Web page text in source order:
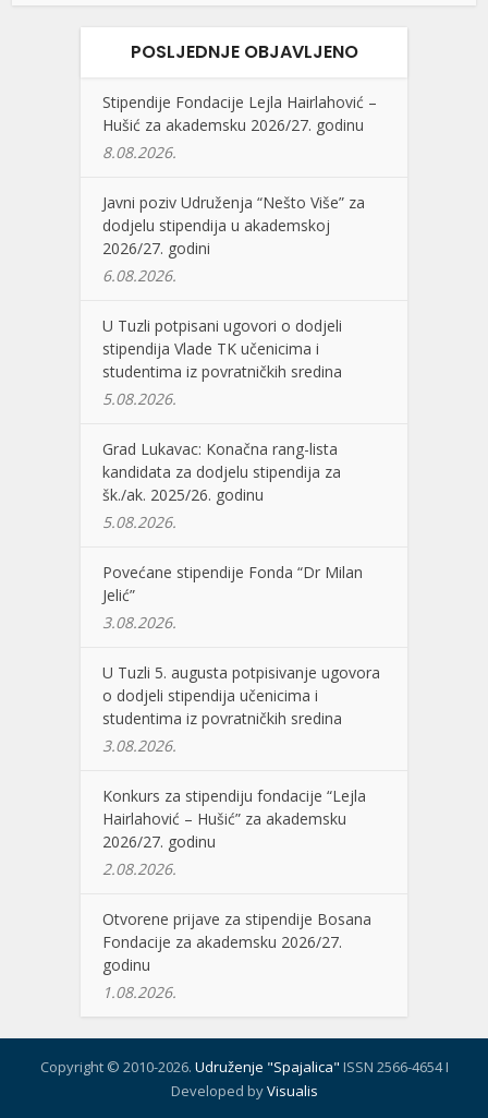
POSLJEDNJE OBJAVLJENO
Stipendije Fondacije Lejla Hairlahović –
Hušić za akademsku 2026/27. godinu
8.08.2026.
Javni poziv Udruženja “Nešto Više” za
dodjelu stipendija u akademskoj
2026/27. godini
6.08.2026.
U Tuzli potpisani ugovori o dodjeli
stipendija Vlade TK učenicima i
studentima iz povratničkih sredina
5.08.2026.
Grad Lukavac: Konačna rang-lista
kandidata za dodjelu stipendija za
šk./ak. 2025/26. godinu
5.08.2026.
Povećane stipendije Fonda “Dr Milan
Jelić”
3.08.2026.
U Tuzli 5. augusta potpisivanje ugovora
o dodjeli stipendija učenicima i
studentima iz povratničkih sredina
3.08.2026.
Konkurs za stipendiju fondacije “Lejla
Hairlahović – Hušić” za akademsku
2026/27. godinu
2.08.2026.
Otvorene prijave za stipendije Bosana
Fondacije za akademsku 2026/27.
godinu
1.08.2026.
Copyright © 2010-2026. Udruženje "Spajalica" ISSN 2566-4654 I
Developed byVisualis